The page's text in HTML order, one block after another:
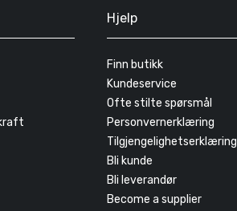
Hjelp
Finn butikk
Kundeservice
Ofte stilte spørsmål
Personvernerklæring
Tilgjengelighetserklæring
Bli kunde
Bli leverandør
Become a supplier